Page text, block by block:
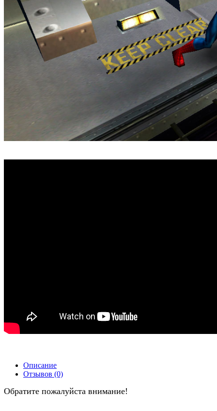
Описание
Отзывов (0)
Обратите пожалуйста внимание!